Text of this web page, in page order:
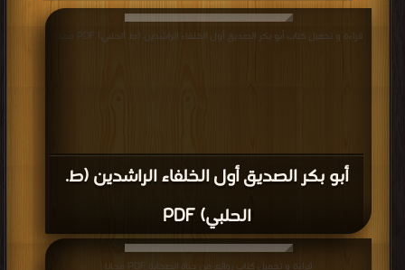
أبو بكر الصديق أول الخلفاء الراشدين (ط.
الحلبي) PDF
قراءة و تحميل كتاب أبو بكر الصديق أول الخلفاء الراشدين (ط. الحلبي) PDF مجانا